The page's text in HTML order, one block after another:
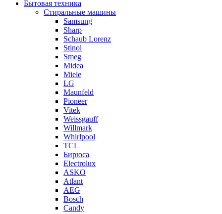
Бытовая техника
Стиральные машины
Samsung
Sharp
Schaub Lorenz
Stinol
Smeg
Midea
Miele
LG
Maunfeld
Pioneer
Vitek
Weissgauff
Willmark
Whirlpool
TCL
Бирюса
Electrolux
ASKO
Atlant
AEG
Bosch
Candy